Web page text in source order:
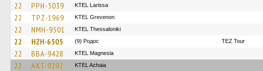
22 PPH-5039 KTEL Larissa
22 TPZ-1969 ΚΤΕL Grevenon
22 NMH-9501 KTEL Thessaloniki
22 HZH-6505 (9) Родос TEZ Tour
22 BBA-9428 ΚΤΕL Magnesia
22 AXT-9292 KTEL Achaia